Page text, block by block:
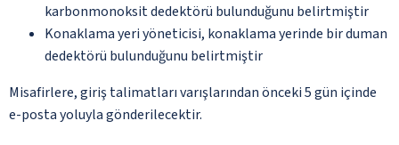
karbonmonoksit dedektörü bulunduğunu belirtmiştir
Konaklama yeri yöneticisi, konaklama yerinde bir duman
dedektörü bulunduğunu belirtmiştir
Misafirlere, giriş talimatları varışlarından önceki 5 gün içinde
e-posta yoluyla gönderilecektir.